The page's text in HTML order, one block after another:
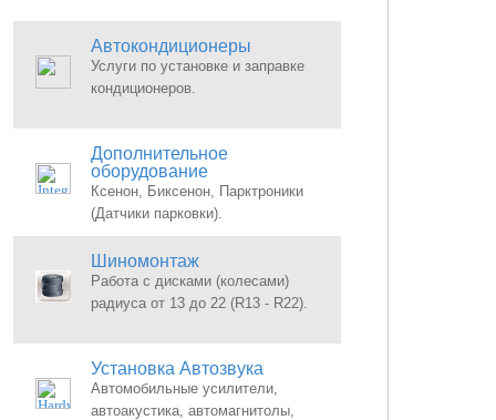
Автокондиционеры
Услуги по установке и заправке
кондиционеров.
Дополнительное
оборудование
Ксенон, Биксенон, Парктроники
(Датчики парковки).
Шиномонтаж
Работа с дисками (колесами)
радиуса от 13 до 22 (R13 - R22).
Установка Автозвука
Автомобильные усилители,
автоакустика, автомагнитолы,